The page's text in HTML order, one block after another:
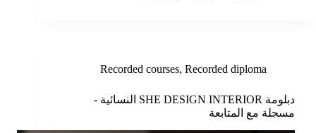
Recorded courses, Recorded diploma
دبلومة SHE DESIGN INTERIOR النسائية -
مسجلة مع المتابعة